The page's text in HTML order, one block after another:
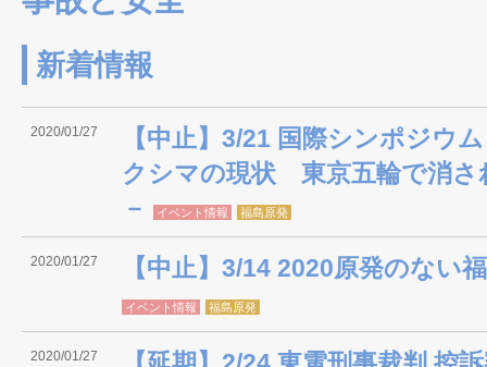
新着情報
2020/01/27
【中止】3/21 国際シンポジウ
クシマの現状 東京五輪で消さ
－
イベント情報 福島原発
2020/01/27 【中止】3/14 2020原発のない
イベント情報 福島原発
2020/01/27